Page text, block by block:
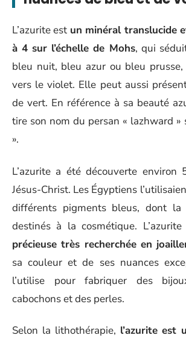
L’azurite est un minéral translucide
à 4 sur l’échelle de Mohs, qui
bleu nuit, bleu azur ou bleu
vers le violet. Elle peut aussi
de vert. En référence à sa beauté
tire son nom du persan « lazhward
».
L’azurite a été découverte environ
Jésus-Christ. Les Égyptiens
différents pigments bleus, dont la
destinés à la cosmétique.
précieuse très recherchée en
sa couleur et de ses nuances
l’utilise pour fabriquer des
cabochons et des perles.
Selon la lithothérapie, l’azurite est